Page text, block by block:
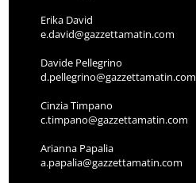
Erika David
e.david@gazzettamatin.com
Davide Pellegrino
d.pellegrino@gazzettamatin.com
Cinzia Timpano
c.timpano@gazzettamatin.com
Arianna Papalia
a.papalia@gazzettamatin.com